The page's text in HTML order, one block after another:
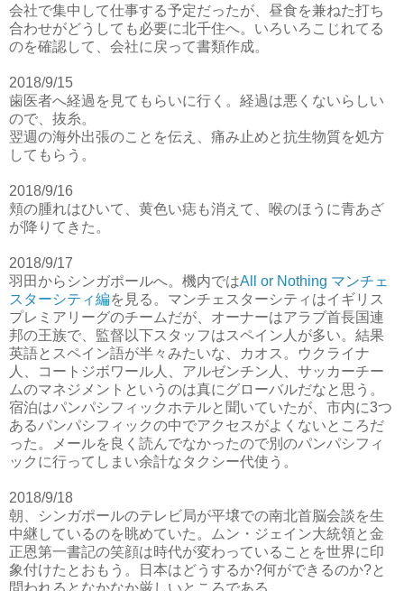
会社で集中して仕事する予定だったが、昼食を兼ねた打ち
合わせがどうしても必要に北千住へ。いろいろこじれてる
のを確認して、会社に戻って書類作成。
2018/9/15
歯医者へ経過を見てもらいに行く。経過は悪くないらしい
ので、抜糸。
翌週の海外出張のことを伝え、痛み止めと抗生物質を処方
してもらう。
2018/9/16
頬の腫れはひいて、黄色い痣も消えて、喉のほうに青あざ
が降りてきた。
2018/9/17
羽田からシンガポールへ。機内ではAll or Nothing マンチェ
スターシティ編を見る。マンチェスターシティはイギリス
プレミアリーグのチームだが、オーナーはアラブ首長国連
邦の王族で、監督以下スタッフはスペイン人が多い。結果
英語とスペイン語が半々みたいな、カオス。ウクライナ
人、コートジボワール人、アルゼンチン人、サッカーチー
ムのマネジメントというのは真にグローバルだなと思う。
宿泊はパンパシフィックホテルと聞いていたが、市内に3つ
あるパンパシフィックの中でアクセスがよくないところだ
った。メールを良く読んでなかったので別のパンパシフィ
ックに行ってしまい余計なタクシー代使う。
2018/9/18
朝、シンガポールのテレビ局が平壌での南北首脳会談を生
中継しているのを眺めていた。ムン・ジェイン大統領と金
正恩第一書記の笑顔は時代が変わっていることを世界に印
象付けたとおもう。日本はどうするか?何ができるのか?と
問われるとなかなか厳しいところである。